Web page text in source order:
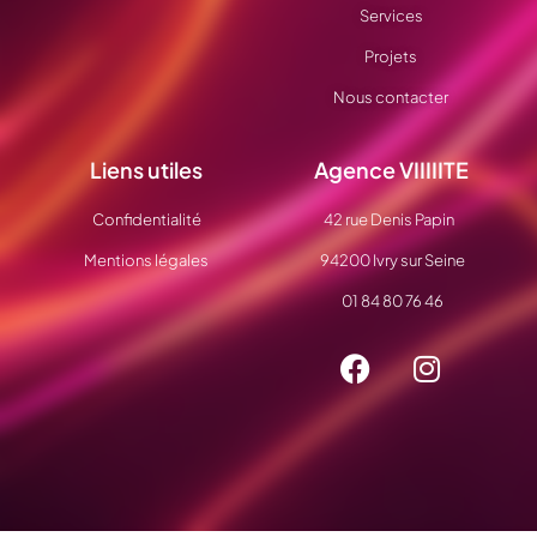
Services
Projets
Nous contacter
Liens utiles
Confidentialité
Mentions légales
Agence VIIIIITE
42 rue Denis Papin
94200 Ivry sur Seine
01 84 80 76 46